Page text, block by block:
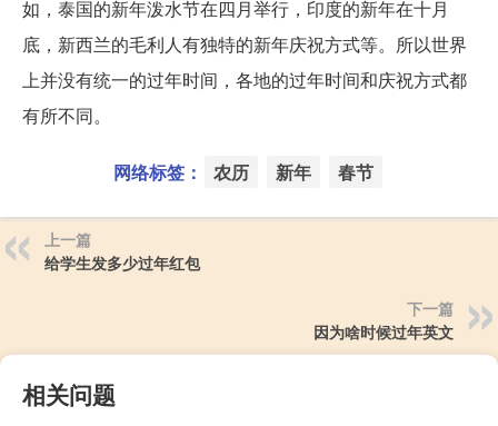
如，泰国的新年泼水节在四月举行，印度的新年在十月
底，新西兰的毛利人有独特的新年庆祝方式等。所以世界
上并没有统一的过年时间，各地的过年时间和庆祝方式都
有所不同。
网络标签： 农历 新年 春节
上一篇
给学生发多少过年红包
下一篇
因为啥时候过年英文
相关问题